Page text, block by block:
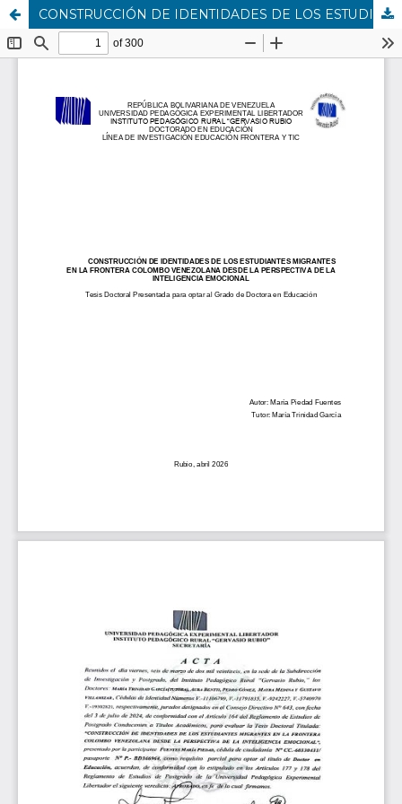
CONSTRUCCIÓN DE IDENTIDADES DE LOS ESTUDIANTES MIGRANTES EN LA FRONTERA COLOMBO VENEZOLANA DESDE LA PERSPECTIVA DE LA INTELIGENCIA EMOCIONAL